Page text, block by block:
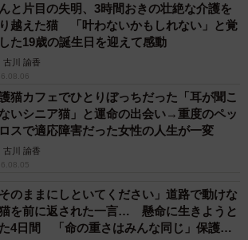
と片目の失明、3時間おきの壮絶な介護を
越えた猫 「叶わないかもしれない」と覚
た19歳の誕生日を迎えて感動
古川 諭香
猫カフェでひとりぼっちだった「耳が聞こ
いシニア猫」と運命の出会い→重度のペッ
ロスで適応障害だった女性の人生が一変
古川 諭香
そのままにしといてください」道路で動けな
を前に返された一言… 懸命に生きようと
4日間 「命の重さはみんな同じ」保護団